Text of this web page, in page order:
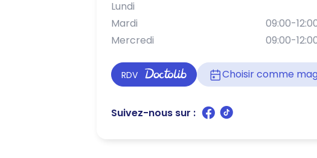
Lundi
Mardi
09:00-
Mercredi
09:00-
RDV Choisir comme
Suivez-nous sur :